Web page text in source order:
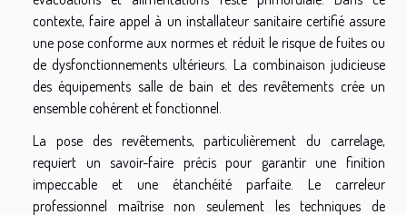
contexte, faire appel à un installateur sanitaire certifié assure
une pose conforme aux normes et réduit le risque de fuites ou
de dysfonctionnements ultérieurs. La combinaison judicieuse
des équipements salle de bain et des revêtements crée un
ensemble cohérent et fonctionnel.
La pose des revêtements, particulièrement du carrelage,
requiert un savoir-faire précis pour garantir une finition
impeccable et une étanchéité parfaite. Le carreleur
professionnel maîtrise non seulement les techniques de